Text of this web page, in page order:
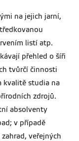
na jejich jarní,
listí atp.
přehled o šíři
tvůrčí činnosti
kvalitě studia na
zdrojů.
absolventy
v případě
veřejných